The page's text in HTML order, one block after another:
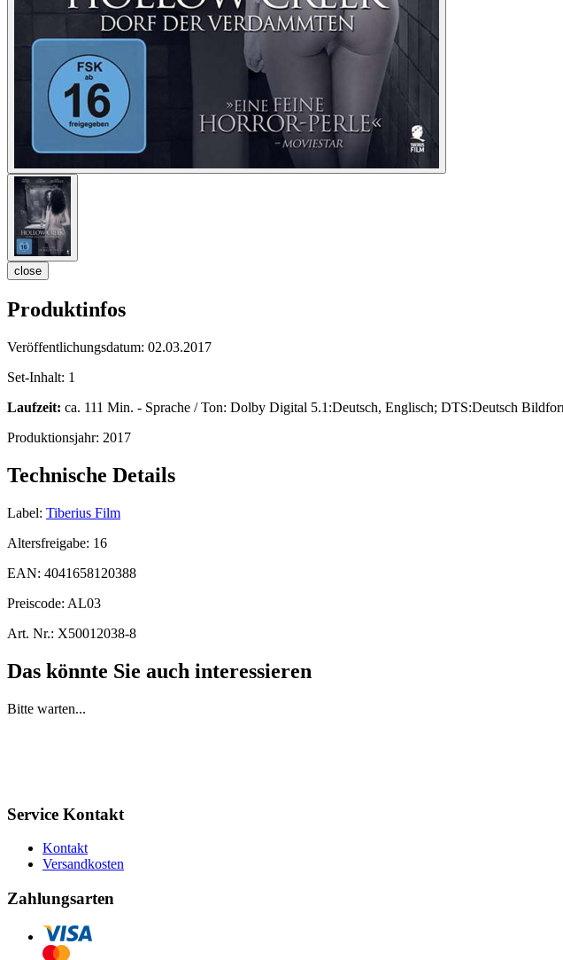
close
Produktinfos
Veröffentlichungsdatum: 02.03.2017
Set-Inhalt: 1
Laufzeit: ca. 111 Min. - Sprache / Ton: Dolby Digital 5.1:Deutsch, Englisch; DTS:Deutsch
Produktionsjahr: 2017
Technische Details
Label: Tiberius Film
Altersfreigabe: 16
EAN: 4041658120388
Preiscode: AL03
Art. Nr.: X50012038-8
Das könnte Sie auch interessieren
Bitte warten...
Service Kontakt
Kontakt
Versandkosten
Zahlungsarten